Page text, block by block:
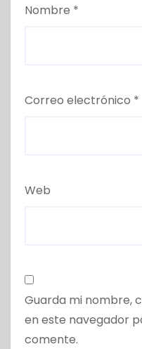
Nombre *
Correo electrónico *
Web
Guarda mi nombre,
en este navegador
comente.